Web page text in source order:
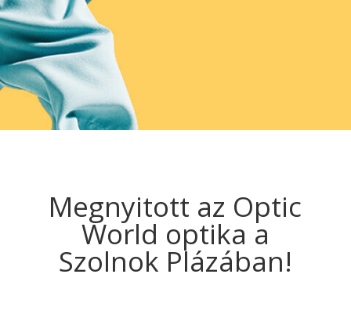
Megnyitott az Optic
World optika a
Szolnok Plázában!